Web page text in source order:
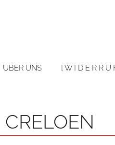
ÜBER UNS [ W I D E R R U
CRELOEN